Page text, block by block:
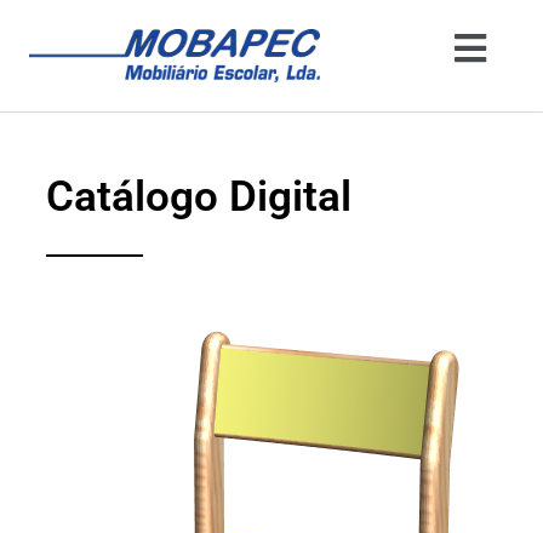
Catálogo Digital